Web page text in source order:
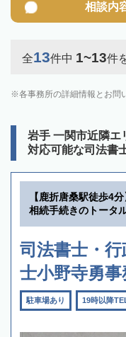
相談内
全13件中 1~13件
各事務所の詳細情報とお問
岩手 一関市近隣エ
対応可能な司法書
【鹿折唐桑駅徒歩4
相続手続きのトータ
司法書士・
士小野寺勇事
駐車場あり 19時以降